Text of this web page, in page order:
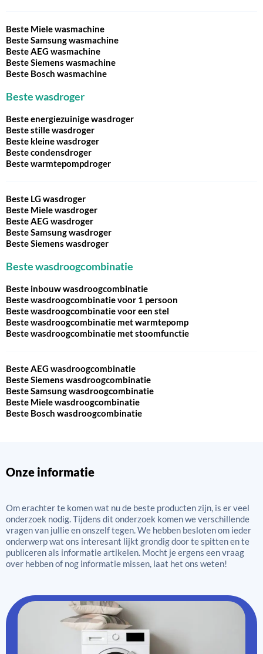
Beste Miele wasmachine
Beste Samsung wasmachine
Beste AEG wasmachine
Beste Siemens wasmachine
Beste Bosch wasmachine
Beste wasdroger
Beste energiezuinige wasdroger
Beste stille wasdroger
Beste kleine wasdroger
Beste condensdroger
Beste warmtepompdroger
Beste LG wasdroger
Beste Miele wasdroger
Beste AEG wasdroger
Beste Samsung wasdroger
Beste Siemens wasdroger
Beste wasdroogcombinatie
Beste inbouw wasdroogcombinatie
Beste wasdroogcombinatie voor 1 persoon
Beste wasdroogcombinatie voor een stel
Beste wasdroogcombinatie met warmtepomp
Beste wasdroogcombinatie met stoomfunctie
Beste AEG wasdroogcombinatie
Beste Siemens wasdroogcombinatie
Beste Samsung wasdroogcombinatie
Beste Miele wasdroogcombinatie
Beste Bosch wasdroogcombinatie
Onze informatie
Om erachter te komen wat nu de beste producten zijn, is er veel
onderzoek nodig. Tijdens dit onderzoek komen we verschillende
vragen van jullie en onszelf tegen. We hebben besloten om ieder
onderwerp wat ons interesant lijkt grondig door te spitten en te
publiceren als informatie artikelen. Mocht je ergens een vraag
over hebben of nog informatie missen, laat het ons weten!